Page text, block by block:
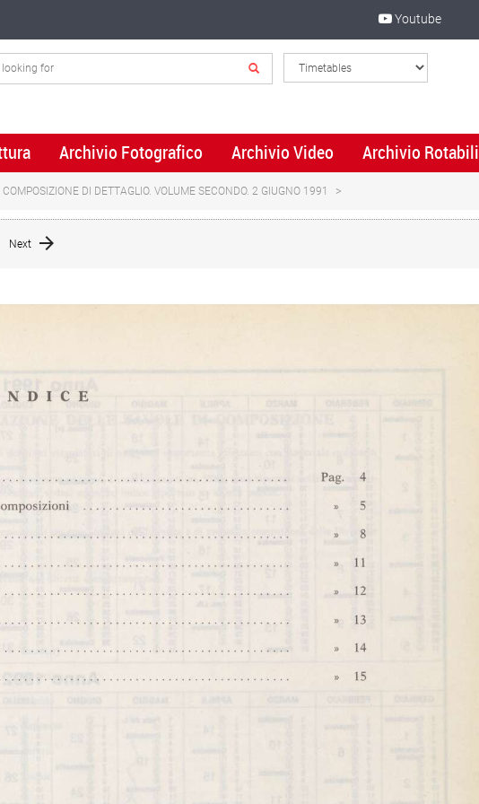
Youtube
Archivio Fotografico Archivio Video Archivio Rotabili
DI DETTAGLIO. VOLUME SECONDO. 2 GIUGNO 1991
Next